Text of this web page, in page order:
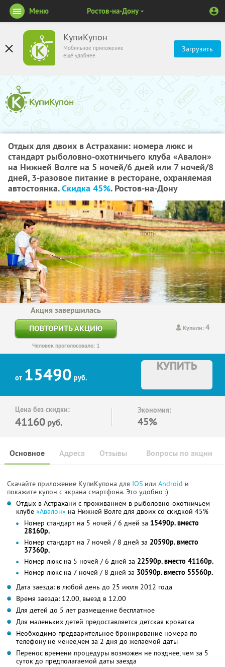
КупиКупон
Мобильное приложение
ещё удобнее
Загрузить
Меню Ростов-на-Дону
Отдых для двоих в Астрахани: номера люкс и
стандарт рыболовно-охотничьего клуба «Авалон»
на Нижней Волге на 5 ночей/6 дней или 7 ночей/8
дней, 3-разовое питание в ресторане, охраняемая
автостоянка.Скидка 45%. Ростов-на-Дону
Купили:4
Акция завершилась
ПОВТОРИТЬ АКЦИЮ
Человек проголосовало: 1
от 15490 руб.
КУПИТЬ
Цена без скидки:
41160 руб.
Экономия:
45%
Основное Отзывы Вопросы по акции
Адреса
Скачайте приложение КупиКупона для IOS или Android и
покажите купон с экрана смартфона. Это удобно :)
Отдых в Астрахани с проживанием в рыболовно-охотничьем
клубе «Авалон» на Нижней Волге для двоих со скидкой 45%
Номер стандарт на 5 ночей / 6 дней за 15490р. вместо
28160р.
Номер стандарт на 7 ночей / 8 дней за 20590р. вместо
37360р.
Номер люкс на 5 ночей / 6 дней за 22590р. вместо 41160р.
Номер люкс на 7 ночей / 8 дней за 30590р. вместо 55560р.
Дата заезда: в любой день до 25 июля 2012 года
Время заезда: 12.00, выезд в 12.00
Для детей до 5 лет размещение бесплатное
Для маленьких детей предоставляется детская кроватка
Необходимо предварительное бронирование номера по
телефону не менее,чем за 2 дня до желаемой даты
Перенос времени процедуры возможен не позднее, чем за 5
суток до предполагаемой даты заезда